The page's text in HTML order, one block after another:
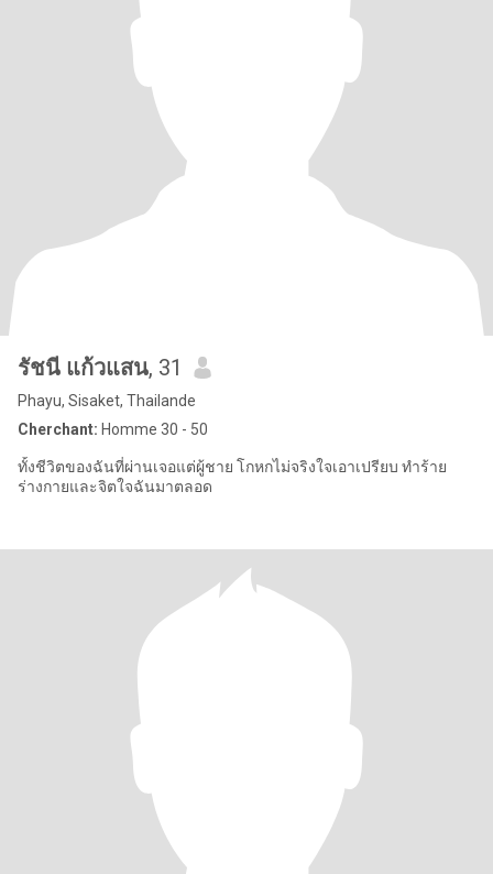
รัชนี แก้วแสน, 31
Phayu, Sisaket, Thailande
Cherchant: Homme 30 - 50
ทั้งชีวิตของฉันที่ผ่านเจอแต่ผู้ชาย โกหกไม่จริงใจเอาเปรียบ ทำร้าย
ร่างกายและจิตใจฉันมาตลอด